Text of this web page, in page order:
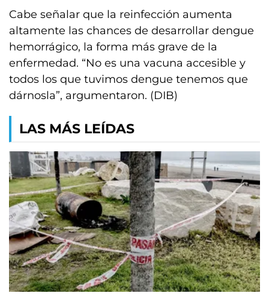
Cabe señalar que la reinfección aumenta
altamente las chances de desarrollar dengue
hemorrágico, la forma más grave de la
enfermedad. “No es una vacuna accesible y
todos los que tuvimos dengue tenemos que
dárnosla”, argumentaron. (DIB)
LAS MÁS LEÍDAS